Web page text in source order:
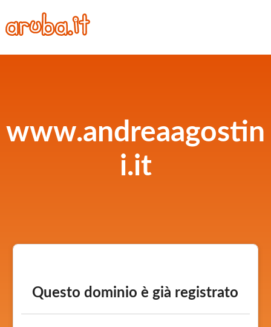
www.andreaagostin
i.it
Questo dominio è già registrato